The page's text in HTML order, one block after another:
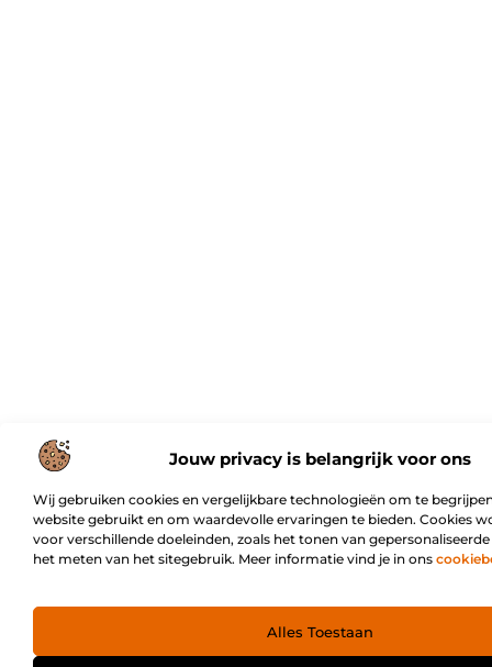
Jouw privacy is belangrijk voor ons
Wij gebruiken cookies en vergelijkbare technologieën om te
website gebruikt en om waardevolle ervaringen te bieden. Cookies
voor verschillende doeleinden, zoals het tonen van
het meten van het sitegebruik. Meer informatie vind je in ons
Alles Toestaan